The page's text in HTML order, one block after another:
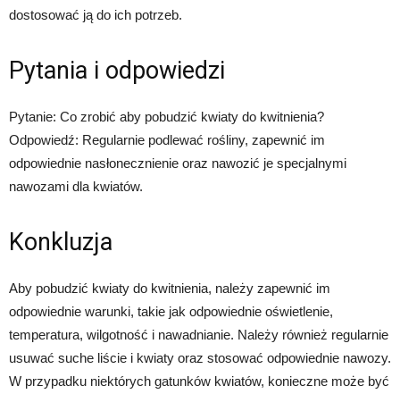
dostosować ją do ich potrzeb.
Pytania i odpowiedzi
Pytanie: Co zrobić aby pobudzić kwiaty do kwitnienia?
Odpowiedź: Regularnie podlewać rośliny, zapewnić im
odpowiednie nasłonecznienie oraz nawozić je specjalnymi
nawozami dla kwiatów.
Konkluzja
Aby pobudzić kwiaty do kwitnienia, należy zapewnić im
odpowiednie warunki, takie jak odpowiednie oświetlenie,
temperatura, wilgotność i nawadnianie. Należy również regularnie
usuwać suche liście i kwiaty oraz stosować odpowiednie nawozy.
W przypadku niektórych gatunków kwiatów, konieczne może być